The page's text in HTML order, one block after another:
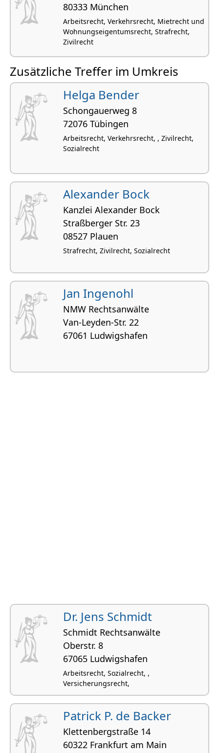
80333 München
Arbeitsrecht, Verkehrsrecht, Mietrecht und
Wohnungseigentumsrecht, Strafrecht,
Zivilrecht
Zusätzliche Treffer im Umkreis
Helga Bender
Schongauerweg 8
72076 Tübingen
Arbeitsrecht, Verkehrsrecht, , Zivilrecht,
Sozialrecht
Alexander Bock
Kanzlei Alexander Bock
Straßberger Str. 23
08527 Plauen
Strafrecht, Zivilrecht, Sozialrecht
Jan Ingenohl
NMW Rechtsanwälte
Van-Leyden-Str. 22
67061 Ludwigshafen
Dr. Jens Schmidt
Schmidt Rechtsanwälte
Oberstr. 8
67065 Ludwigshafen
Arbeitsrecht, Sozialrecht, ,
Versicherungsrecht,
Patrick P. de Backer
Klettenbergstraße 14
60322 Frankfurt am Main